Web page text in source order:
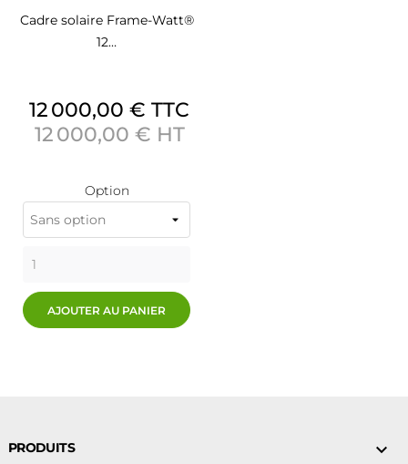
Cadre solaire Frame-Watt®
12…
12 000,00 € TTC
12 000,00 € HT
Option
AJOUTER AU PANIER
PRODUITS 